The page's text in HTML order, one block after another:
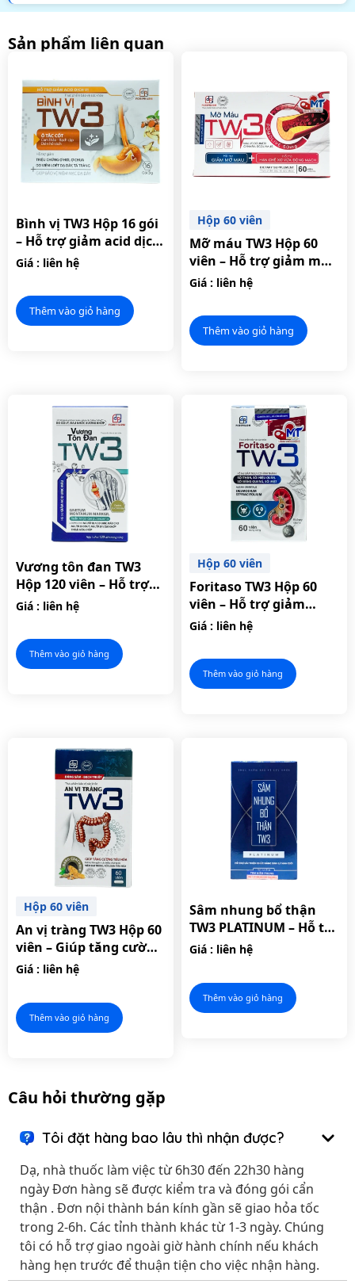
Sản phẩm liên quan
Bình vị TW3 Hộp 16 gói
– Hỗ trợ giảm acid dịch
vị.
Giá : liên hệ
Thêm vào giỏ hàng
Hộp 60 viên
Mỡ máu TW3 Hộp 60
viên – Hỗ trợ giảm mỡ
máu, hạn chế xơ vữa
động mạch.
Giá : liên hệ
Thêm vào giỏ hàng
Vương tôn đan TW3
Hộp 120 viên – Hỗ trợ
giảm acid uric máu.
Giá : liên hệ
Thêm vào giỏ hàng
Hộp 60 viên
Foritaso TW3 Hộp 60
viên – Hỗ trợ giảm
nguy cơ hình thành sỏi
Giá : liên hệ
Thêm vào giỏ hàng
Hộp 60 viên
An vị tràng TW3 Hộp 60
viên – Giúp tăng cường
hệ tiêu hóa, hỗ trợ làm
đại tràng
Giá : liên hệ
Thêm vào giỏ hàng
Sâm nhung bổ thận
TW3 PLATINUM – Hỗ trợ
cải thiện chức năng
Giá : liên hệ
Thêm vào giỏ hàng
Câu hỏi thường gặp
Tôi đặt hàng bao lâu thì nhận được?
Dạ, nhà thuốc làm việc từ 6h30 đến 22h30 hàng
ngày Đơn hàng sẽ được kiểm tra và đóng gói cẩn
thận . Đơn nội thành bán kính gần sẽ giao hỏa tốc
trong 2-6h. Các tỉnh thành khác từ 1-3 ngày. Chúng
tôi có hỗ trợ giao ngoài giờ hành chính nếu khách
hàng hẹn trước để thuận tiện cho việc nhận hàng.